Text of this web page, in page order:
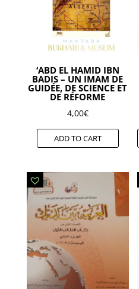
‘ABD EL HAMID IBN
BADIS – UN IMAM DE
GUIDÉE, DE SCIENCE ET
DE RÉFORME
4,00€
ADD TO CART